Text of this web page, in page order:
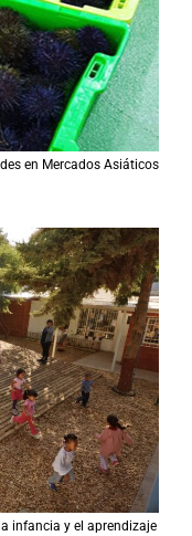
en Mercados Asiáticos
infancia y el aprendizaje